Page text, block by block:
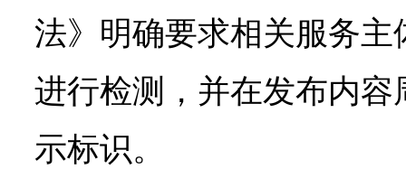
法》明确要求相关服务
进行检测，并在发布内
示标识。